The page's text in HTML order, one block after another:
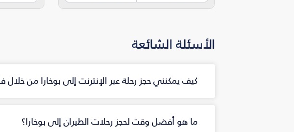
الأسئلة الشائعة
كيف يمكنني حجز رحلة عبر الإنترنت إلى بوخارا من خلال
ما هو أفضل وقت لحجز رحلات الطيران إلى بوخارا؟